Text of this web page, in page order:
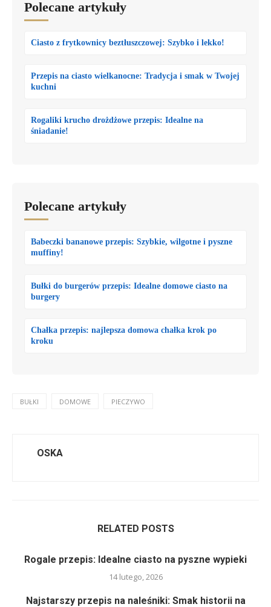
Polecane artykuły
Ciasto z frytkownicy beztłuszczowej: Szybko i lekko!
Przepis na ciasto wielkanocne: Tradycja i smak w Twojej
kuchni
Rogaliki krucho drożdżowe przepis: Idealne na
śniadanie!
Polecane artykuły
Babeczki bananowe przepis: Szybkie, wilgotne i pyszne
muffiny!
Bułki do burgerów przepis: Idealne domowe ciasto na
burgery
Chałka przepis: najlepsza domowa chałka krok po
kroku
BUŁKI DOMOWE PIECZYWO
OSKA
RELATED POSTS
Rogale przepis: Idealne ciasto na pyszne wypieki
14 lutego, 2026
Najstarszy przepis na naleśniki: Smak historii na